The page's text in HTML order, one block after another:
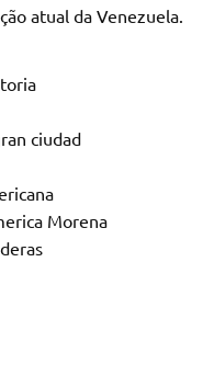
atual da Venezuela.
ciudad
Morena